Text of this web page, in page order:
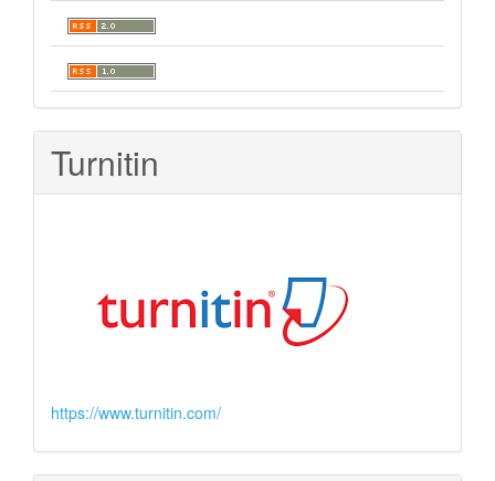
Turnitin
https://www.turnitin.com/